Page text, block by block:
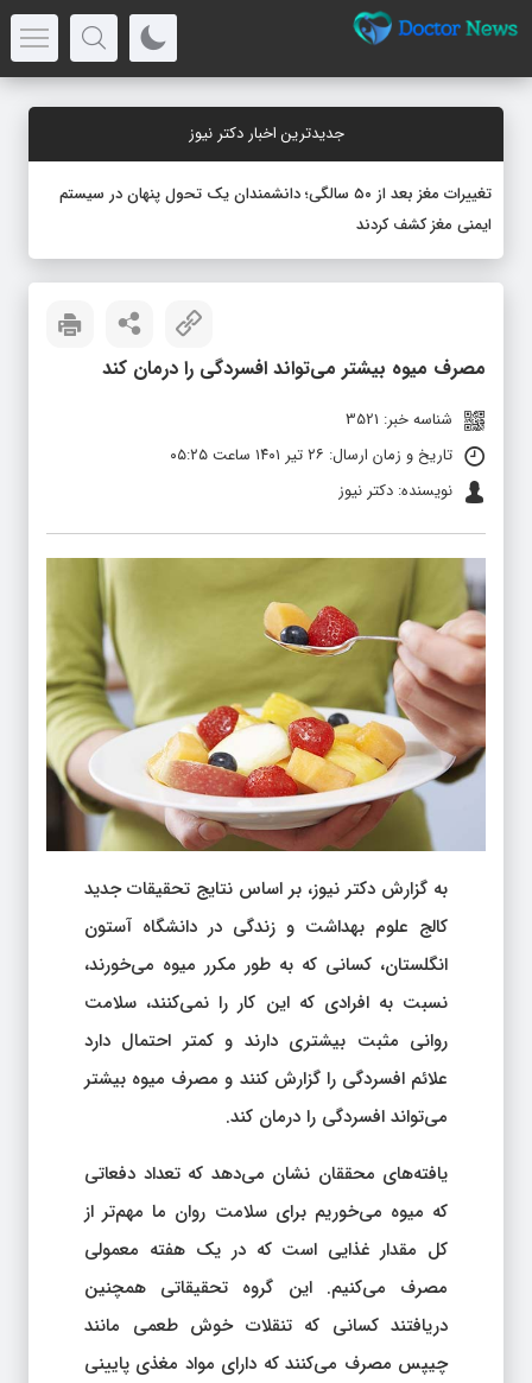
جدیدترین اخبار دکتر نیوز
تغییرات مغز بعد از ۵۰ سالگی؛ دانشمندان یک تحول پنهان در سیستم
ایمنی مغز کشف کردند
مصرف میوه بیشتر می‌تواند افسردگی را درمان کند
شناسه خبر: 3521
تاریخ و زمان ارسال: ۲۶ تیر ۱۴۰۱ ساعت ۰۵:۲۵
نویسنده: دکتر نیوز
به گزارش دکتر نیوز، بر اساس نتایج تحقیقات جدید
کالج علوم بهداشت و زندگی در دانشگاه آستون
انگلستان، کسانی که به طور مکرر میوه می‌خورند،
نسبت به افرادی که این کار را نمی‌کنند، سلامت
روانی مثبت بیشتری دارند و کمتر احتمال دارد
علائم افسردگی را گزارش کنند و مصرف میوه بیشتر
می‌تواند افسردگی را درمان کند.
یافته‌های محققان نشان می‌دهد که تعداد دفعاتی
که میوه می‌خوریم برای سلامت روان ما مهم‌تر از
کل مقدار غذایی است که در یک هفته معمولی
مصرف می‌کنیم. این گروه تحقیقاتی همچنین
دریافتند کسانی که تنقلات خوش طعمی مانند
چیپس مصرف می‌کنند که دارای مواد مغذی پایینی